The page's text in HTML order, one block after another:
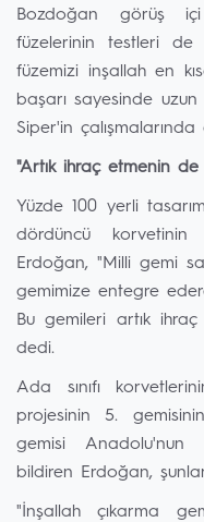
Bozdoğan görüş
füzelerinin testleri de
füzemizi inşallah en
başarı sayesinde
Siper'in
"Artık ihraç etmenin de
Yüzde 100 yerli
dördüncü korvetinin
Erdoğan, "Milli gemi
gemimize entegre
Bu gemileri artık
dedi.
Ada sınıfı
projesinin 5. gemisinin
gemisi Anadolu'nun
bildiren Erdoğan,
"İnşallah çıkarma